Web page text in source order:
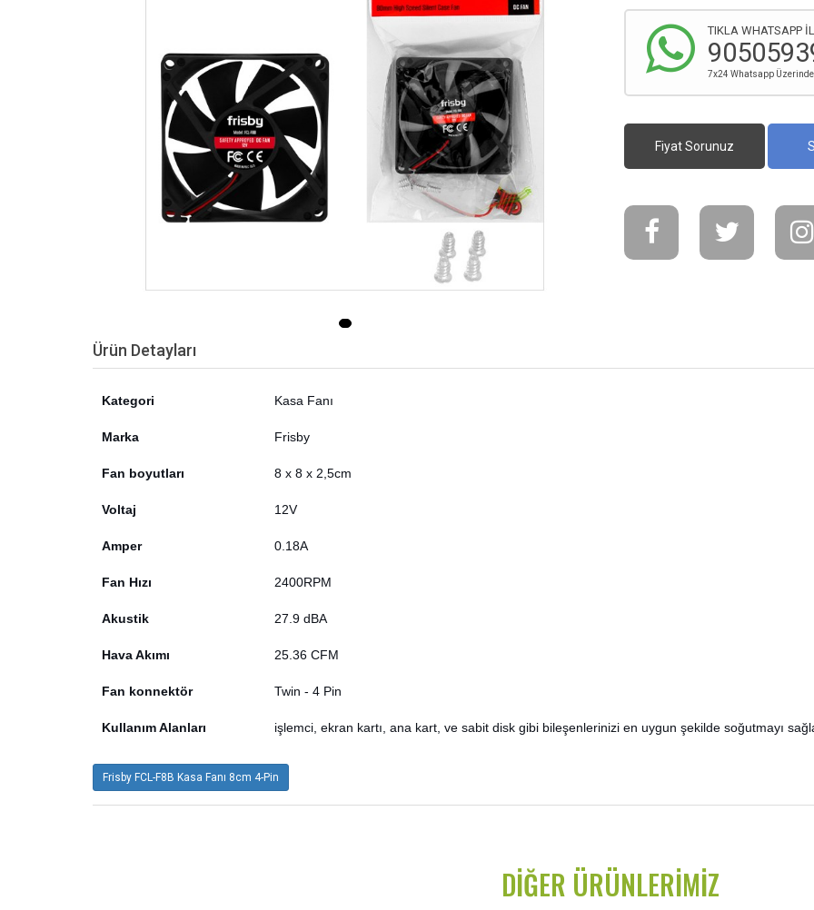
TIKLA WHATSAPP
7x24 Whatsapp
Fiyat Sorunuz
Ürün Detayları
Kategori Kasa Fanı
Marka Frisby
Fan boyutları 8 x 8 x 2,5cm
Voltaj 12V
Amper 0.18A
Fan Hızı 2400RPM
Akustik 27.9 dBA
Hava Akımı 25.36 CFM
Fan konnektör Twin - 4 Pin
Kullanım Alanları işlemci, ekran kartı, ana kart, ve sabit disk gibi bileşenlerinizi en uygun şekilde soğutmayı
Frisby FCL-F8B Kasa Fanı 8cm 4-Pin
DIĞER ÜRÜNLERIMIZ